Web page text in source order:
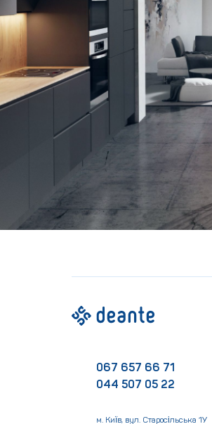
067 657 66 71
044 507 05 22
м. Київ, вул. Старосільська 1У